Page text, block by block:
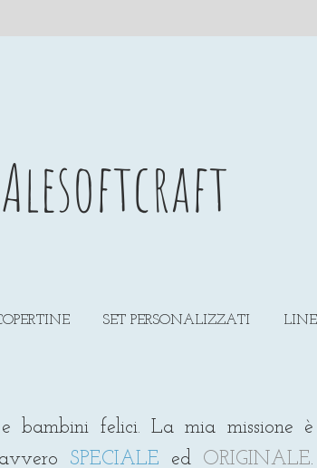
Alesoftcraft
SET PERSONALIZZATI
bambini felici. La mia missione è
SPECIALE ed ORIGINALE.